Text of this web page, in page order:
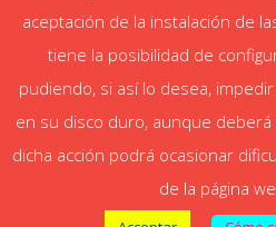
Catálogo STABILO (PDF)
|Política de cookies|
aceptación de la instalación de
tiene la posibilidad de
pudiendo, si así lo desea,
en su disco duro, aunque
dicha acción podrá ocasionar
de la página